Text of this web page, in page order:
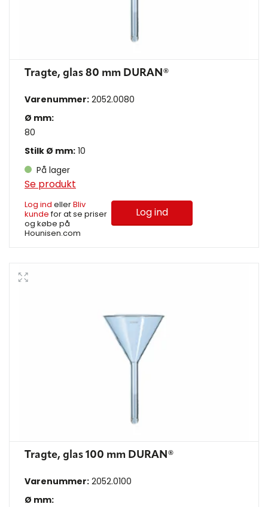
Tragte, glas 80 mm DURAN®
Varenummer: 2052.0080
Ø mm:
80
Stilk Ø mm: 10
På lager
Se produkt
Log ind ellerBliv
kundefor at se priser
og købe på
Hounisen.com
Log ind
Tragte, glas 100 mm DURAN®
Varenummer: 2052.0100
Ø mm: